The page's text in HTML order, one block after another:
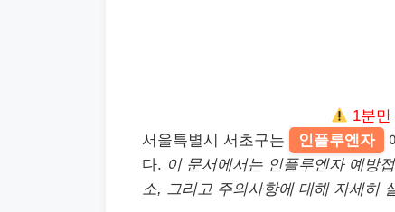
1분
서울특별시 서초구는
인플루엔자
다. 이 문서에서는 인플루엔자 예방
소, 그리고 주의사항에 대해 자세히